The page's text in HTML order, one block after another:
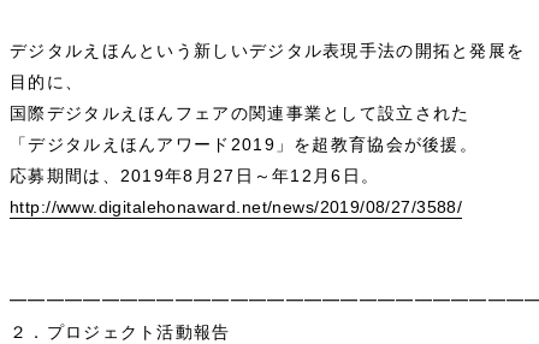
デジタルえほんという新しいデジタル表現手法の開拓と発展を
目的に、
国際デジタルえほんフェアの関連事業として設立された
「デジタルえほんアワード2019」を超教育協会が後援。
応募期間は、2019年8月27日～年12月6日。
http://www.digitalehonaward.net/news/2019/08/27/3588/
２．プロジェクト活動報告